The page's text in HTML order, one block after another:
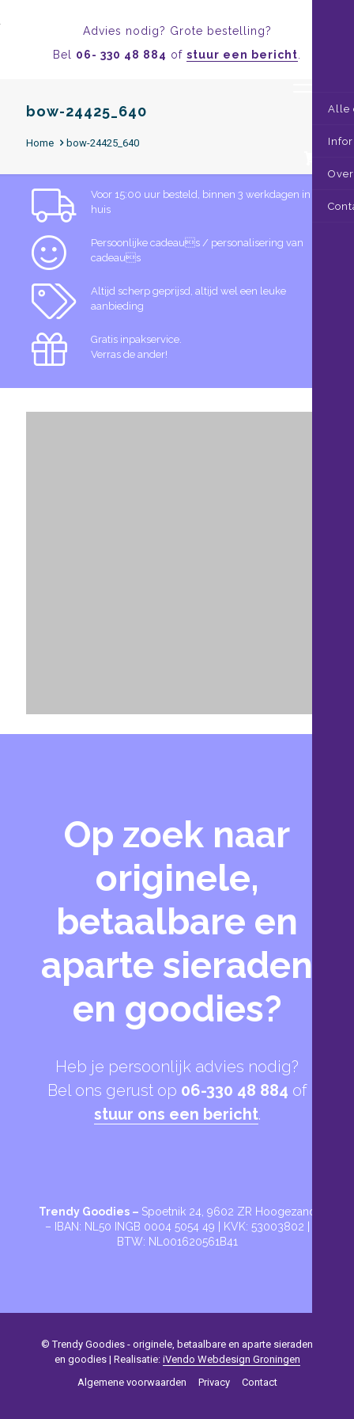
Advies nodig? Grote bestelling?
Bel 06- 330 48 884 of stuur een bericht
bow-24425_640
Home bow-24425_640
Voor 15:00 uur besteld, binnen 3 werkdagen in
huis
Persoonlijke cadeaus / personalisering van
cadeaus
Altijd scherp geprijsd, altijd wel een leuke
aanbieding
Gratis inpakservice.
Verras de ander!
Op zoek naar
originele,
betaalbare en
aparte sieraden
en goodies?
Heb je persoonlijk advies nodig?
Bel ons gerust op 06-330 48 884 of
stuur ons een bericht.
Trendy Goodies – Spoetnik 24, 9602 ZR Hoogezand
– IBAN: NL50 INGB 0004 5054 49 | KVK: 53003802 |
BTW: NL001620561B41
© Trendy Goodies - originele, betaalbare en aparte sieraden
en goodies | Realisatie: iVendo Webdesign Groningen
Algemene voorwaarden
Privacy Contact
Alle